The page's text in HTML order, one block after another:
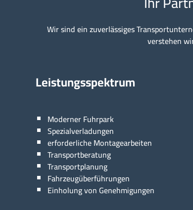
Wir sind ein zuverlässiges
verstehen
Leistungsspektrum
Moderner Fuhrpark
Spezialverladungen
erforderliche Montagearbeiten
Transportberatung
Transportplanung
Fahrzeugüberführungen
Einholung von Genehmigungen